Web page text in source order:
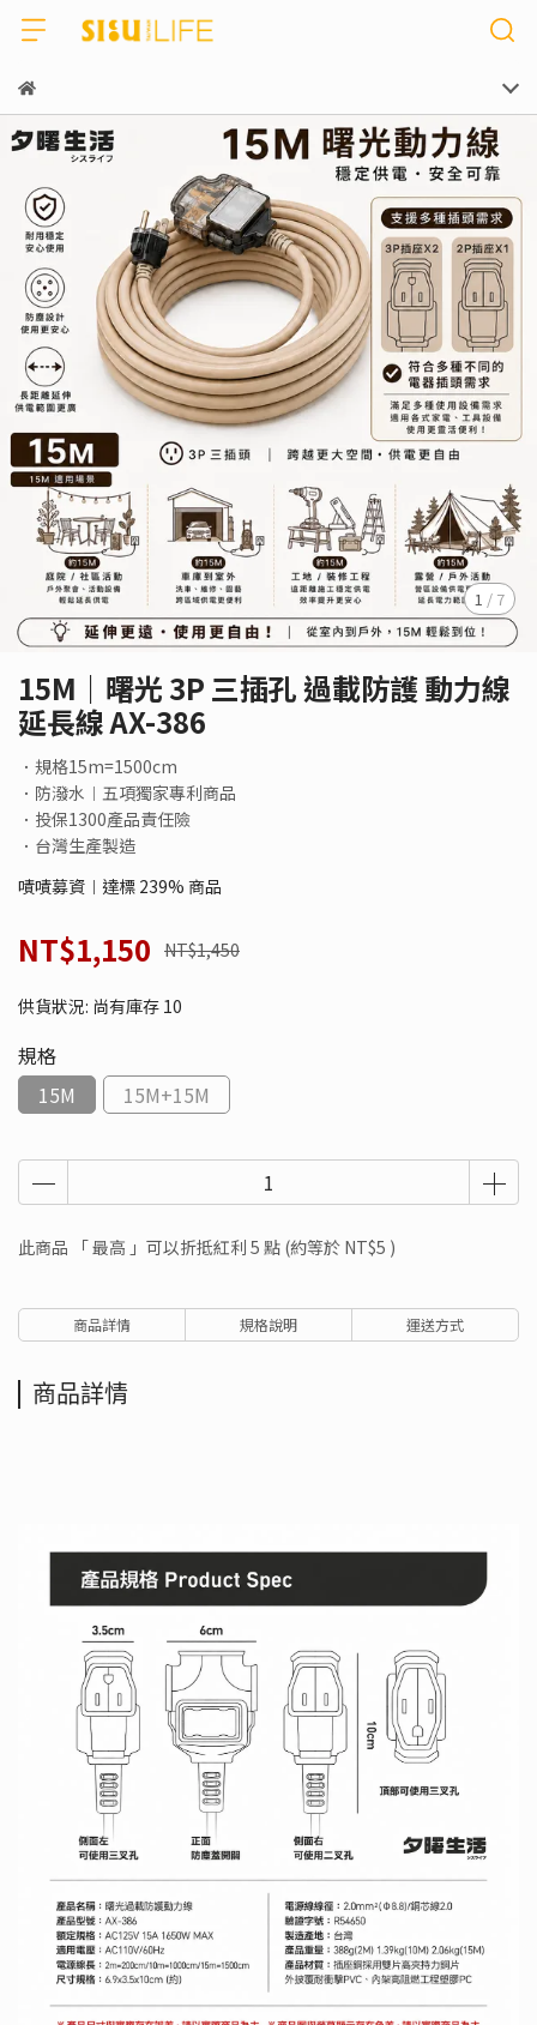
1 / 7
15M｜曙光 3P 三插孔 過載防護 動力線
延長線 AX-386
．規格15m=1500cm
．防潑水︱五項獨家專利商品
．投保1300產品責任險
．台灣生產製造
嘖嘖募資︱達標 239% 商品
NT$1,150 NT$1,450
供貨狀況: 尚有庫存 10
規格
15M
15M+15M
此商品 「 最高 」可以折抵紅利 5 點 (約等於 NT$5 )
商品詳情 規格說明 運送方式
商品詳情